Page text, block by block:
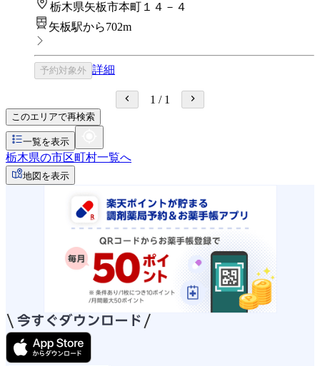
栃木県矢板市本町１４－４
矢板駅から702m
予約対象外 詳細
1 / 1
このエリアで再検索
一覧を表示
栃木県の市区町村一覧へ
地図を表示